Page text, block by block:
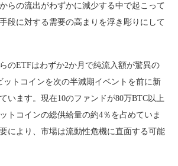
らの流出がわずかに減少する中で起こって
段に対する需要の高まりを浮き彫りにして
のETFはわずか2か月で純流入額が驚異の
ットコインを次の半減期イベントを前に新
います。現在10のファンドが80万BTC以上
トコインの総供給量の約4％を占めていま
により、市場は流動性危機に直面する可能